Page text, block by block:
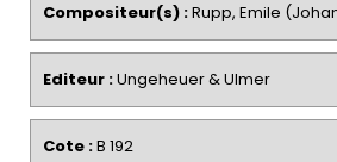
Compositeur(s) :Rupp, Emile
Editeur :Ungeheuer & Ulmer
Cote :B 192